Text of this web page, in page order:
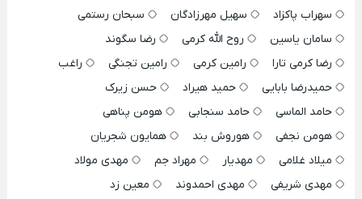
سهراب پاکزاد
سهیل مهرزادگان
سبحان رستمی
سامان یاسین
روح الله کرمی
رضا سگوند
رضا کرمی تارا
رامین کرمی رامین تجنگی
راغب
حمیدرضا بابایی
حمید هیراد
حسن زیرک
حامد الماسی
حامد سنجابی
هومن پناهی
هومن نجفی
هوروش بند
همایون شجریان
میلاد غلامی
مهدیار مهراد جم
مهدی مولاد
مهدی شریفی
مهدی احمدوند
معین زد